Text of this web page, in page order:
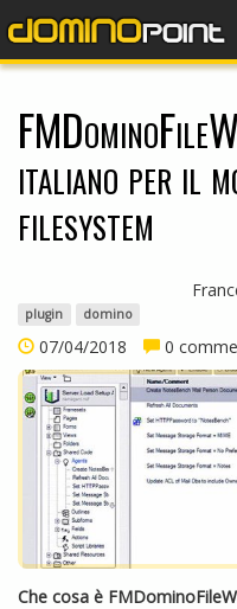
italiano per il
filesystem
plugin domino
07/04/2018 0
Che cosa è